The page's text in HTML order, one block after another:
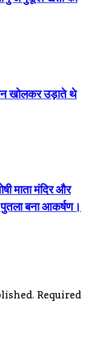
खोलकर उड़ाते थे
माता मंदिर और
बना आकर्षण।
Required